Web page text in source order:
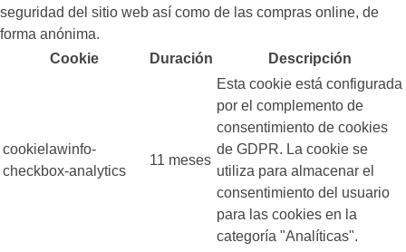
seguridad del sitio web así como de las compras online, de
forma anónima.
Cookie
Duración Descripción
cookielawinfo-
checkbox-analytics
11 meses
Esta cookie está configurada
por el complemento de
consentimiento de cookies
de GDPR. La cookie se
utiliza para almacenar el
consentimiento del usuario
para las cookies en la
categoría "Analíticas".